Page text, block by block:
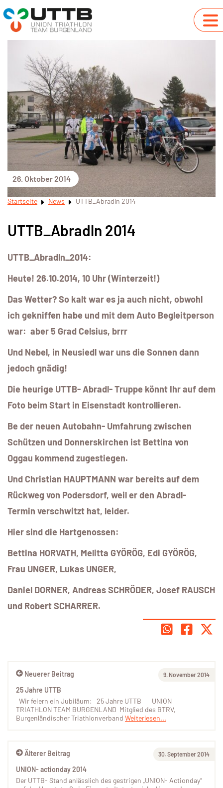
26. Oktober 2014
Startseite News UTTB_Abradln 2014
UTTB_Abradln 2014
UTTB_Abradln_2014:
Heute! 26.10.2014, 10 Uhr (Winterzeit!)
Das Wetter? So kalt war es ja auch nicht, obwohl
ich gekniffen habe und mit dem Auto Begleitperson
war: aber 5 Grad Celsius, brrr
Und Nebel, in Neusiedl war uns die Sonnen dann
jedoch gnädig!
Die heurige UTTB- Abradl- Truppe könnt Ihr auf dem
Foto beim Start in Eisenstadt kontrollieren.
Be der neuen Autobahn- Umfahrung zwischen
Schützen und Donnerskirchen ist Bettina von
Oggau kommend zugestiegen.
Und Christian HAUPTMANN war bereits auf dem
Rückweg von Podersdorf, weil er den Abradl-
Termin verschwitzt hat, leider.
Hier sind die Hartgenossen:
Bettina HORVATH, Melitta GYÖRÖG, Edi GYÖRÖG,
Frau UNGER, Lukas UNGER,
Daniel DORNER, Andreas SCHRÖDER, Josef RAUSCH
und Robert SCHARRER.
Älterer Beitrag 30. September 2014
UNION- actionday 2014
Der UTTB- Stand anlässlich des gestrigen „UNION- Actionday“
Neuerer Beitrag 9. November 2014
25 Jahre UTTB
Wir feiern ein Jubiläum: 25 Jahre UTTB UNION
TRIATHLON TEAM BURGENLAND Mitglied des BTRV,
Burgenländischer Triathlonverband Weiterlesen...